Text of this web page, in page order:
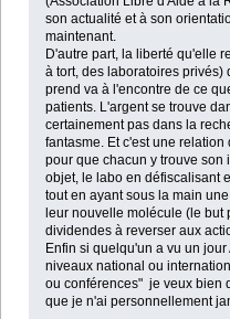
son actualité et à son
maintenant.
D'autre part, la liberté qu'elle
à tort, des laboratoires
prend va à l'encontre de ce
patients. L'argent se trouve
certainement pas dans la
fantasme. Et c'est une
pour que chacun y trouve son
objet, le labo en défiscalisant
tout en ayant sous la main
leur nouvelle molécule (le but
dividendes à reverser aux
Enfin si quelqu'un a vu un
niveaux national ou
ou conférences" je veux bien
que je n'ai personnellement